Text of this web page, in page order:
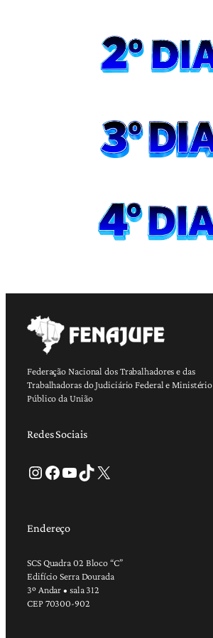
Federação Nacional dos Trabalhadores e das
Trabalhadoras do Judiciário Federal e Ministério
Público da União
Redes Sociais
Instagram Facebook Youtube TikTok X
Endereço
SCS Quadra 02 Bloco “C”
Edifício Serra Dourada
3º Andar • sala 312
CEP 70300-902